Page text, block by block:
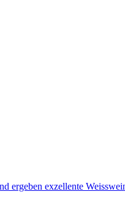
ergeben exzellente